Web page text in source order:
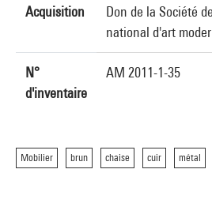
Acquisition
Don de la Société
national d'art
N°
d'inventaire
AM 2011-1-35
Mobilier brun chaise cuir métal